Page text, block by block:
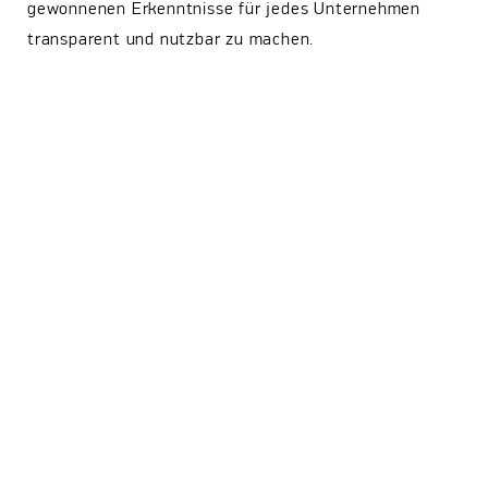
gewonnenen Erkenntnisse für jedes Unternehmen
transparent und nutzbar zu machen.